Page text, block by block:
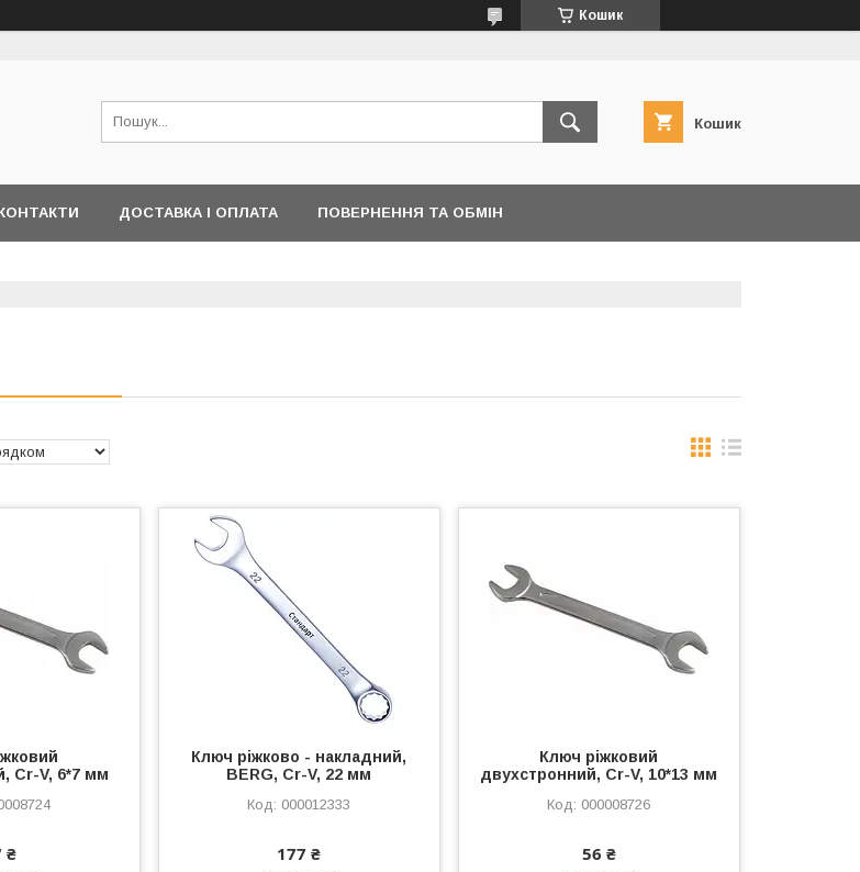
Кошик
Кошик
ДОСТАВКА І ОПЛАТА ПОВЕРНЕННЯ ТА ОБМІН
Cr-V, 6*7 мм
₴
Ключ ріжково - накладний,
BERG, Cr-V, 22 мм
000012333
177 ₴
Ключ ріжковий
двухстронний, Cr-V, 10*13 мм
000008726
56 ₴